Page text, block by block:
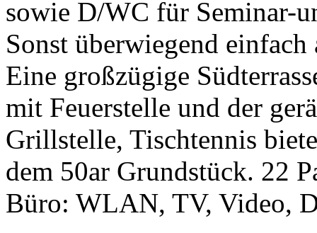
sowie D/WC für Seminar-
Sonst überwiegend
Eine großzügige
mit Feuerstelle und der
Grillstelle, Tischtennis
dem 50ar Grundstück. 22
Büro: WLAN, TV, Video,